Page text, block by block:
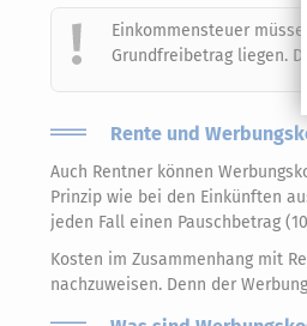
Einkommensteuer
Grundfreibetrag liegen.
Rente und
Auch Rentner können
Prinzip wie bei den Einkünften
jeden Fall einen Pauschbetrag
Kosten im Zusammenhang mit
nachzuweisen. Denn der